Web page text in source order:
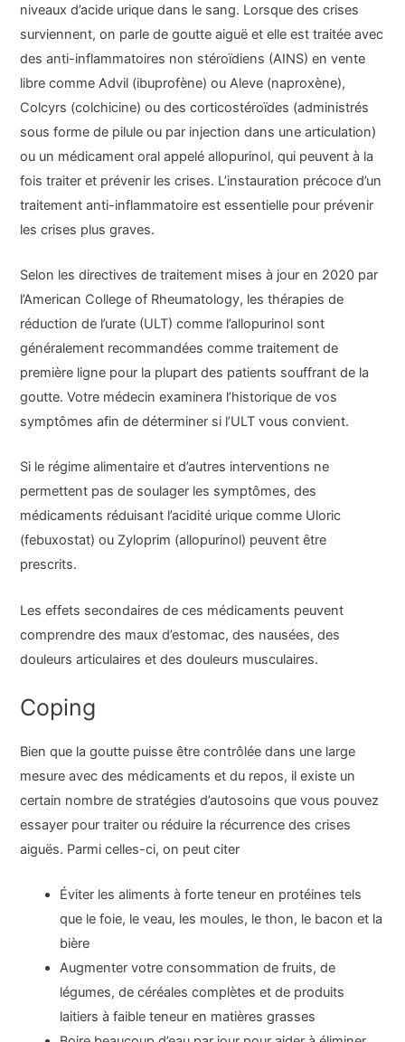
niveaux d’acide urique dans le sang. Lorsque des crises
surviennent, on parle de goutte aiguë et elle est traitée avec
des anti-inflammatoires non stéroïdiens (AINS) en vente
libre comme Advil (ibuprofène) ou Aleve (naproxène),
Colcyrs (colchicine) ou des corticostéroïdes (administrés
sous forme de pilule ou par injection dans une articulation)
ou un médicament oral appelé allopurinol, qui peuvent à la
fois traiter et prévenir les crises. L’instauration précoce d’un
traitement anti-inflammatoire est essentielle pour prévenir
les crises plus graves.
Selon les directives de traitement mises à jour en 2020 par
l’American College of Rheumatology, les thérapies de
réduction de l’urate (ULT) comme l’allopurinol sont
généralement recommandées comme traitement de
première ligne pour la plupart des patients souffrant de la
goutte. Votre médecin examinera l’historique de vos
symptômes afin de déterminer si l’ULT vous convient.
Si le régime alimentaire et d’autres interventions ne
permettent pas de soulager les symptômes, des
médicaments réduisant l’acidité urique comme Uloric
(febuxostat) ou Zyloprim (allopurinol) peuvent être
prescrits.
Les effets secondaires de ces médicaments peuvent
comprendre des maux d’estomac, des nausées, des
douleurs articulaires et des douleurs musculaires.
Coping
Bien que la goutte puisse être contrôlée dans une large
mesure avec des médicaments et du repos, il existe un
certain nombre de stratégies d’autosoins que vous pouvez
essayer pour traiter ou réduire la récurrence des crises
aiguës. Parmi celles-ci, on peut citer
Éviter les aliments à forte teneur en protéines tels
que le foie, le veau, les moules, le thon, le bacon et la
bière
Augmenter votre consommation de fruits, de
légumes, de céréales complètes et de produits
laitiers à faible teneur en matières grasses